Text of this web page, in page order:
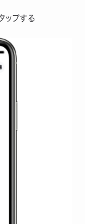
ップする